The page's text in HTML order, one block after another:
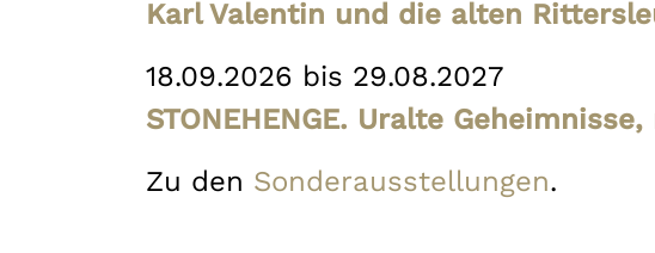
Karl Valentin und die alten
18.09.2026 bis 29.08.2027
STONEHENGE. Uralte
Zu den Sonderausstellungen.